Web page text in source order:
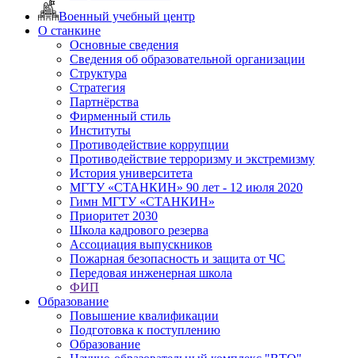
Военный учебный центр
О станкине
Основные сведения
Сведения об образовательной организации
Структура
Стратегия
Партнёрства
Фирменный стиль
Институты
Противодействие коррупции
Противодействие терроризму и экстремизму
История университета
МГТУ «СТАНКИН» 90 лет - 12 июля 2020
Гимн МГТУ «СТАНКИН»
Приоритет 2030
Школа кадрового резерва
Ассоциация выпускников
Пожарная безопасность и защита от ЧС
Передовая инженерная школа
ФИП
Образование
Повышение квалификации
Подготовка к поступлению
Образование